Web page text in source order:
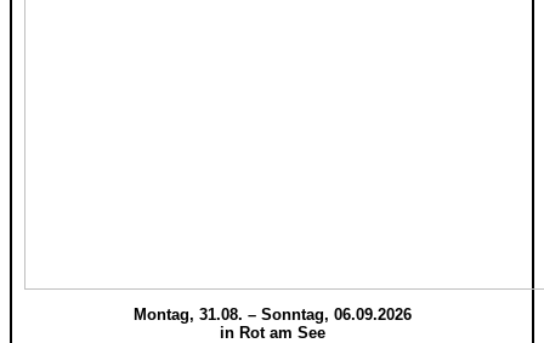
Montag, 31.08. – Sonntag, 06.09.2026
in Rot am See